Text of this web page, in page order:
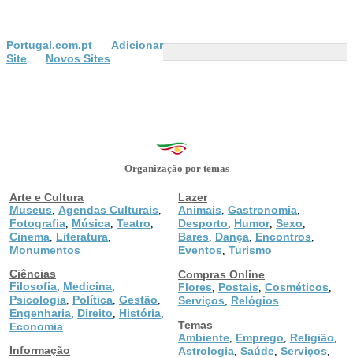
Portugal.com.pt
Adicionar
Site
Novos Sites
Organização por temas
Arte e Cultura
Museus
Agendas Culturais
Fotografia Música Teatro
Cinema Literatura
Monumentos
Ciências
Filosofia Medicina
Psicologia Política Gestão
Engenharia Direito História
Economia
Informação
Lazer
Animais Gastronomia
Desporto Humor, Sexo
Bares Dança Encontros
Eventos Turismo
Compras Online
Flores
Postais Cosméticos
Serviços
Relógios
Temas
Ambiente Emprego Religião
Astrologia Saúde Serviços